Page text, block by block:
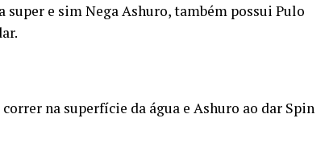
super e sim Nega Ashuro, também possui Pulo
na superfície da água e Ashuro ao dar Spin